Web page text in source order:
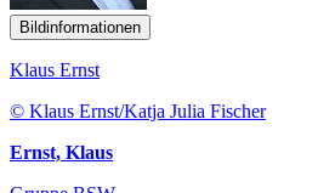
Bildinformationen
Klaus Ernst
© Klaus Ernst/Katja Julia Fischer
Ernst, Klaus